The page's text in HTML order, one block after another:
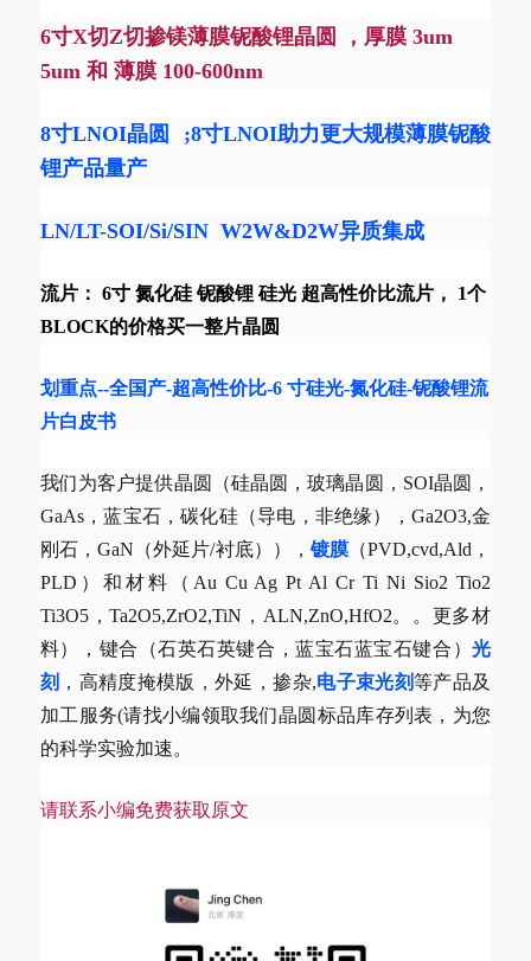
6寸X切Z切掺镁薄膜铌酸锂晶圆 ，厚膜 3um
5um 和 薄膜 100-600nm
8寸LNOI晶圆
;8寸LNOI助力更大规模薄膜铌酸
锂产品量产
LN/LT-SOI/Si/SIN W2W&D2W异质集成
流片： 6寸 氮化硅 铌酸锂 硅光 超高性价比流片， 1个
BLOCK的价格买一整片晶圆
划重点--全国产-超高性价比-6 寸硅光-氮化硅-铌酸锂流
片白皮书
我们为客户提供晶圆（硅晶圆，玻璃晶圆，SOI晶圆，
GaAs，蓝宝石，碳化硅（导电，非绝缘），Ga2O3,金
刚石，GaN（外延片/衬底））， 镀膜（PVD,cvd,Ald，
PLD）和材料（Au Cu Ag Pt Al Cr Ti Ni Sio2 Tio2
Ti3O5，Ta2O5,ZrO2,TiN，ALN,ZnO,HfO2。。更多材
料），键合（石英石英键合，蓝宝石蓝宝石键合）光
刻 ，高精度掩模版，外延，掺杂,电子束光刻等产品及
加工服务(请找小编领取我们晶圆标品库存列表，为您
的科学实验加速。
请联系小编免费获取原文